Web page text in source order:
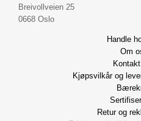
Breivollveien 25
0668 Oslo
Handle
Om
Kjøpsvilkår og
Retur og